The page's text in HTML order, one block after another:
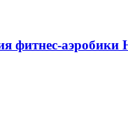
фитнес-аэробики